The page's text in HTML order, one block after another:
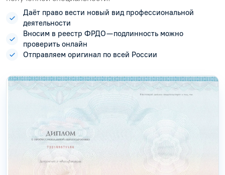
Даёт право вести новый вид профессиональной
деятельности
Вносим в реестр ФРДО — подлинность можно
проверить онлайн
Отправляем оригинал по всей России